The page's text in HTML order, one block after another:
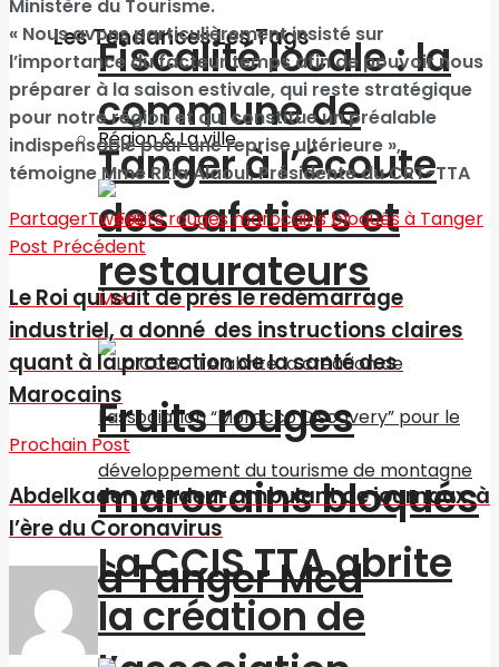
Fiscalité locale : la
commune de
Tanger à l’écoute
des cafetiers et
restaurateurs
La CCIS TTA abrite
la création de
Les Tendances Les Tags
Région & La ville
Fruits rouges
marocains bloqués
à Tanger Med
Ministère du Tourisme.
« Nous avons particulièrement insisté sur
l’importance du facteur temps afin de pouvoir nous
préparer à la saison estivale, qui reste stratégique
pour notre région et qui constitue un préalable
indispensable pour une reprise ultérieure »,
témoigne Mme Rkia Alaoui, Présidente du CRT-TTA
PartagerTweet
Post Précédent
Le Roi qui suit de près le redémarrage
industriel, a donné des instructions claires
quant à la protection de la santé des
Marocains
Prochain Post
Abdelkader vendeur ambulant de journaux à
l’ère du Coronavirus